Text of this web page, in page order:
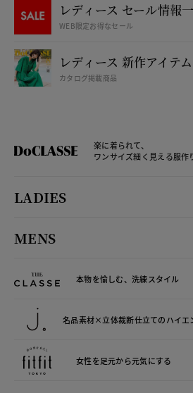
レディース セール情報
WEB限定お得なセール
レディース 新作アイテム
カタログ掲載商品
楽に着られて、
ワンサイズ細く見える服作
LADIES
MENS
本物を愉しむ、洗練スタイル
名品素材×立体裁断仕立てのハイエ
女性を足元から元気にする